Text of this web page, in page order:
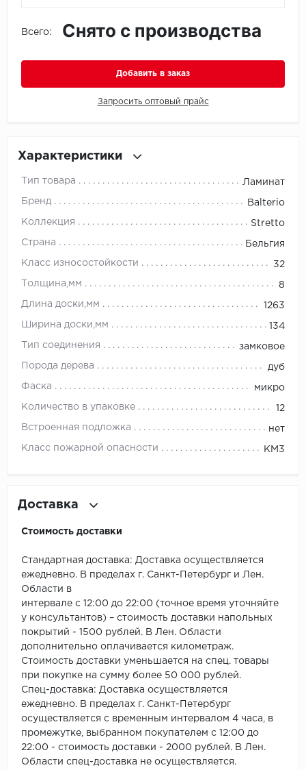
Lucky Floor
Made in Belgium
Next Step
Novafloor
Primavera
ROYCE
SPC
SPC Kronostep
SPC Promo
SPC Stronghold
TANTO
Tarkett
Всего: Снято с производства
Добавить в заказ
Запросить оптовый прайс
Характеристики
Тип товара Ламинат
Бренд Balterio
Коллекция Stretto
Страна Бельгия
Класс износостойкости 32
Толщина,мм 8
Длина доски,мм 1263
Ширина доски,мм 134
Тип соединения замковое
Порода дерева дуб
Фаска микро
Количество в упаковке 12
Встроенная подложка нет
Класс пожарной опасности КМ3
Доставка
Стоимость доставки
Стандартная доставка: Доставка осуществляется
ежедневно. В пределах г. Санкт-Петербург и Лен.
Области в
интервале с 12:00 до 22:00 (точное время уточняйте
у консультантов) – стоимость доставки напольных
покрытий - 1500 рублей. В Лен. Области
дополнительно оплачивается километраж.
Стоимость доставки уменьшается на спец. товары
при покупке на сумму более 50 000 рублей.
Спец-доставка: Доставка осуществляется
ежедневно. В пределах г. Санкт-Петербург
осуществляется с временным интервалом 4 часа, в
промежутке, выбранном покупателем с 12:00 до
22:00 - стоимость доставки - 2000 рублей. В Лен.
Области спец-доставка не осуществляется.